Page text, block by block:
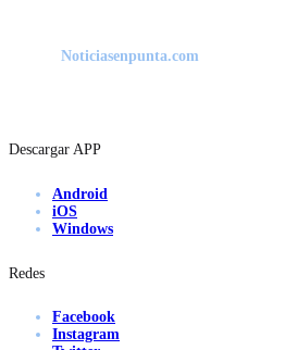
Noticiasenpunta.com
Descargar APP
Android
iOS
Windows
Redes
Facebook
Instagram